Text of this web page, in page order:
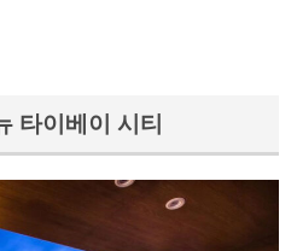
타이베이 시티